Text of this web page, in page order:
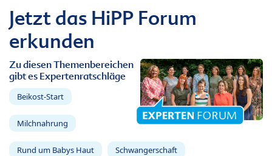
Jetzt das HiPP Forum
erkunden
Zu diesen Themenbereichen
gibt es Expertenratschläge
Beikost-Start
Milchnahrung
Rund um Babys Haut Schwangerschaft